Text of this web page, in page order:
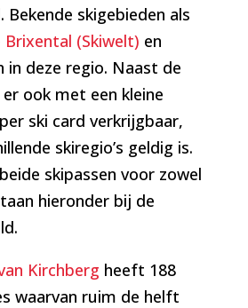
Bekende skigebieden als
Brixental (Skiwelt) en
in deze regio. Naast de
ook met een kleine
ski card verkrijgbaar,
skiregio’s geldig is.
skipassen voor zowel
hieronder bij de
Kirchberg heeft 188
waarvan ruim de helft